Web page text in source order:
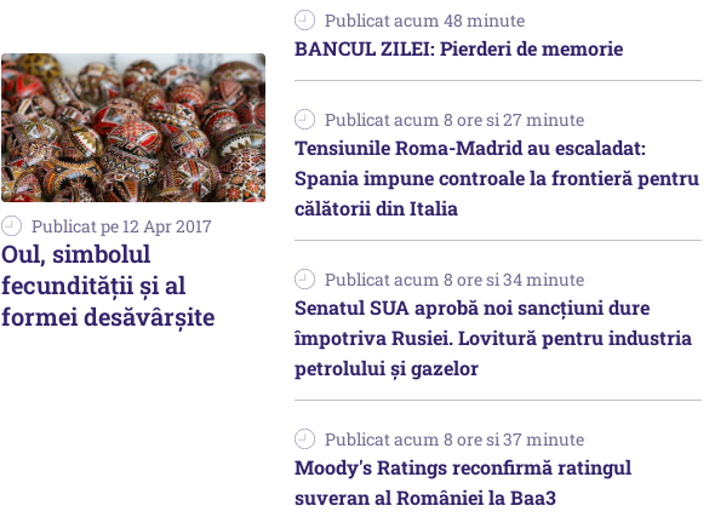
Publicat pe 12 Apr 2017
Oul, simbolul
fecundităţii şi al
formei desăvârşite
Publicat acum 48 minute
BANCUL ZILEI: Pierderi de memorie
Publicat acum 8 ore si 27 minute
Tensiunile Roma-Madrid au escaladat:
Spania impune controale la frontieră pentru
călătorii din Italia
Publicat acum 8 ore si 34 minute
Senatul SUA aprobă noi sancțiuni dure
împotriva Rusiei. Lovitură pentru industria
petrolului și gazelor
Publicat acum 8 ore si 37 minute
Moody's Ratings reconfirmă ratingul
suveran al României la Baa3